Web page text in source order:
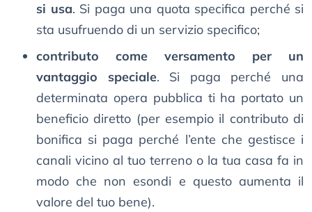
si usa. Si paga una quota specifica perché si
sta usufruendo di un servizio specifico;
contributo come versamento per un
vantaggio speciale. Si paga perché una
determinata opera pubblica ti ha portato un
beneficio diretto (per esempio il contributo di
bonifica si paga perché l’ente che gestisce i
canali vicino al tuo terreno o la tua casa fa in
modo che non esondi e questo aumenta il
valore del tuo bene).